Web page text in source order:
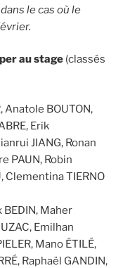
le cas où le
au stage (classés
Anatole BOUTON,
Erik
JIANG, Ronan
PAUN, Robin
Clementina TIERNO
BEDIN, Maher
Emilhan
Mano ÉTILÉ,
Raphaël GANDIN,